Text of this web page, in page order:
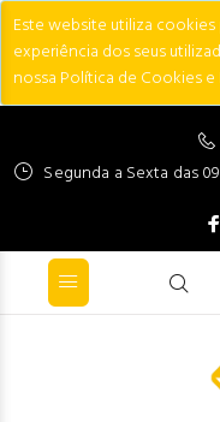
Este website utiliza
experiência dos seus
nossa Política de Cookies e
Segunda a Sexta das